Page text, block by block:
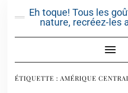
Eh toque! Tous les
nature, recréez-les
ÉTIQUETTE : AMÉRIQUE